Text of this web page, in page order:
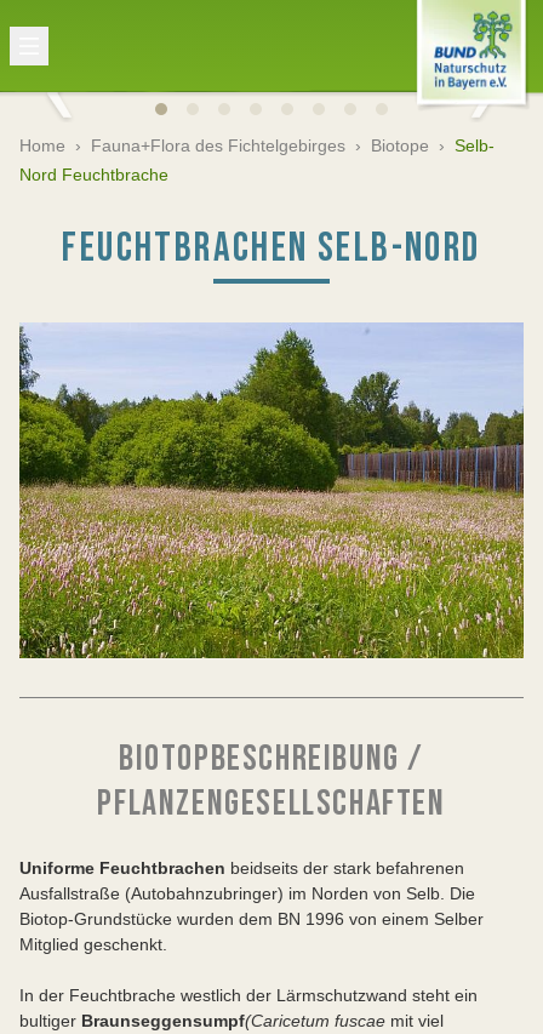
Home › Fauna+Flora des Fichtelgebirges › Biotope › Selb-
Nord Feuchtbrache
FEUCHTBRACHEN SELB-NORD
BIOTOPBESCHREIBUNG /
PFLANZENGESELLSCHAFTEN
Uniforme Feuchtbrachen beidseits der stark befahrenen
Ausfallstraße (Autobahnzubringer) im Norden von Selb. Die
Biotop-Grundstücke wurden dem BN 1996 von einem Selber
Mitglied geschenkt.
In der Feuchtbrache westlich der Lärmschutzwand steht ein
bultiger Braunseggensumpf(Caricetum fuscae mit viel